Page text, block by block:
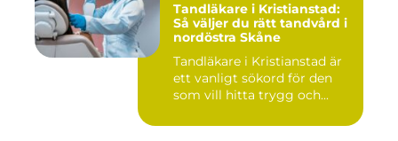
Tandläkare i Kristianstad:
Så väljer du rätt tandvård i
nordöstra Skåne
Tandläkare i Kristianstad är
ett vanligt sökord för den
som vill hitta trygg och...